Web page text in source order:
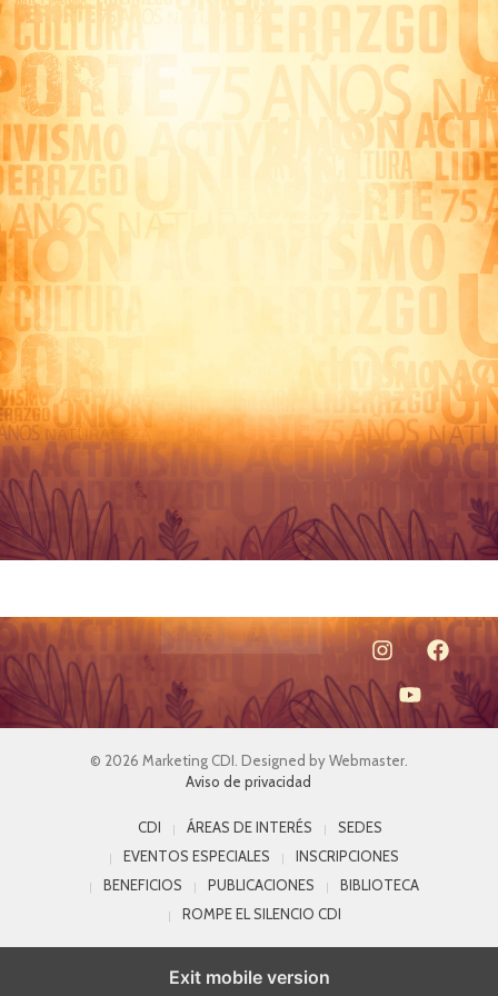
© 2026 Marketing CDI. Designed by Webmaster.
Aviso de privacidad
CDI ÁREAS DE INTERÉS
SEDES
EVENTOS ESPECIALES
INSCRIPCIONES
BENEFICIOS
PUBLICACIONES
BIBLIOTECA
ROMPE EL SILENCIO CDI
Exit mobile version